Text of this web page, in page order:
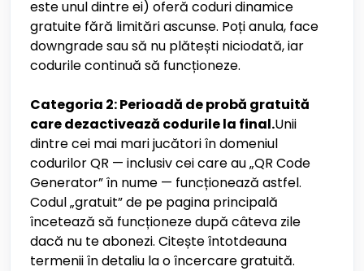
este unul dintre ei) oferă coduri dinamice
gratuite fără limitări ascunse. Poți anula, face
downgrade sau să nu plătești niciodată, iar
codurile continuă să funcționeze.
Categoria 2: Perioadă de probă gratuită
care dezactivează codurile la final.Unii
dintre cei mai mari jucători în domeniul
codurilor QR — inclusiv cei care au „QR Code
Generator” în nume — funcționează astfel.
Codul „gratuit” de pe pagina principală
încetează să funcționeze după câteva zile
dacă nu te abonezi. Citește întotdeauna
termenii în detaliu la o încercare gratuită.